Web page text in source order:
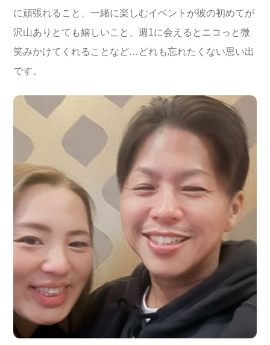
に頑張れること、一緒に楽しむイベントが彼の初めてが
沢山ありとても嬉しいこと、週1に会えるとニコっと微
笑みかけてくれることなど…どれも忘れたくない思い出
です。